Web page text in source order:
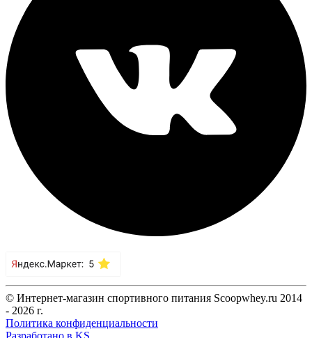
© Интернет-магазин спортивного питания Scoopwhey.ru 2014
- 2026 г.
Политика конфиденциальности
Разработано в KS